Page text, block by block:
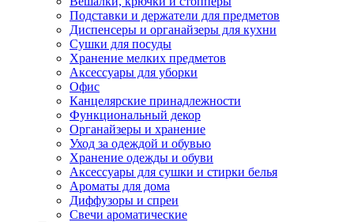
Подставки и держатели для предметов
Диспенсеры и органайзеры для кухни
Сушки для посуды
Хранение мелких предметов
Аксессуары для уборки
Офис
Канцелярские принадлежности
Функциональный декор
Органайзеры и хранение
Уход за одеждой и обувью
Хранение одежды и обуви
Аксессуары для сушки и стирки белья
Ароматы для дома
Диффузоры и спреи
Свечи ароматические